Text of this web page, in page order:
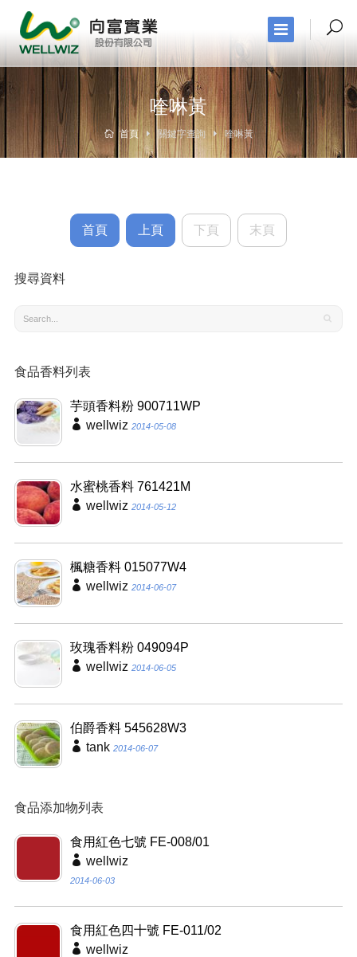
喹啉黃
首頁 關鍵字查詢 喹啉黃
首頁 上頁 下頁 末頁
搜尋資料
食品香料列表
芋頭香料粉 900711WP
wellwiz 2014-05-08
水蜜桃香料 761421M
wellwiz 2014-05-12
楓糖香料 015077W4
wellwiz 2014-06-07
玫瑰香料粉 049094P
wellwiz 2014-06-05
伯爵香料 545628W3
tank 2014-06-07
食品添加物列表
食用紅色七號 FE-008/01
wellwiz
2014-06-03
食用紅色四十號 FE-011/02
wellwiz